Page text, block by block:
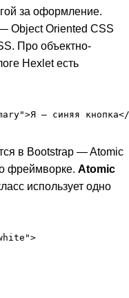
за оформление.
Object Oriented CSS
Про объектно-
Hexlet есть
— синяя
в Bootstrap — Atomic
фреймворке. Atomic
использует одно